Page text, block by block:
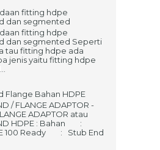
fitting hdpe
dan segmented
fitting hdpe
dan segmented Seperti
tau fitting hdpe ada
jenis yaitu fitting hdpe
Flange Bahan HDPE
/ FLANGE ADAPTOR -
ADAPTOR atau
HDPE : Bahan :
100 Ready : Stub End